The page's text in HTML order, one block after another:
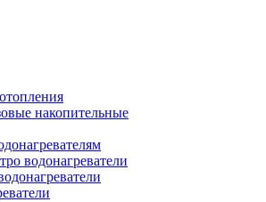
накопительные
водонагреватели